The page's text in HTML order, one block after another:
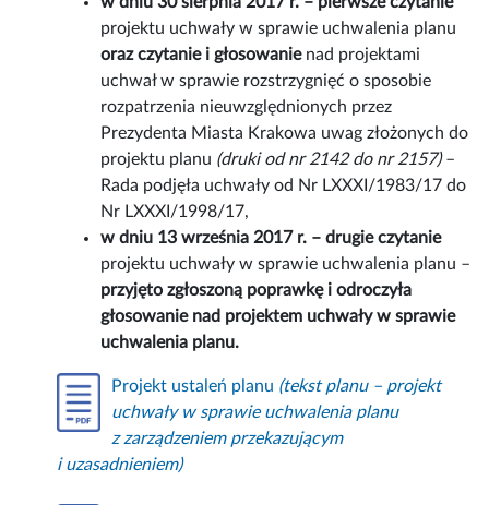
projektu uchwały w sprawie uchwalenia planu
oraz czytanie i głosowanienad projektami
uchwał w sprawie rozstrzygnięć o sposobie
rozpatrzenia nieuwzględnionych przez
Prezydenta Miasta Krakowa uwag złożonych do
projektu planu (druki od nr 2142 do nr 2157)–
Rada podjęła uchwały od Nr LXXXI/1983/17 do
Nr LXXXI/1998/17,
w dniu 13 września 2017 r. – drugie czytanie
projektu uchwały w sprawie uchwalenia planu –
przyjęto zgłoszoną poprawkę i odroczyła
głosowanie nad projektem uchwały w sprawie
uchwalenia planu.
Projekt ustaleń planu (tekst planu – projekt
uchwały w sprawie uchwalenia planu
z zarządzeniem przekazującym
i uzasadnieniem)